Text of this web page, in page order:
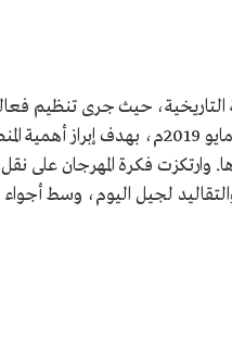
التاريخية، حيث جرى تنظيم
خلال الفترة من 9 - 15 رمضان 1440هـ/14 - 20
وارتكزت فكرة المهرجان على
والتقاليد لجيل اليوم، وسط